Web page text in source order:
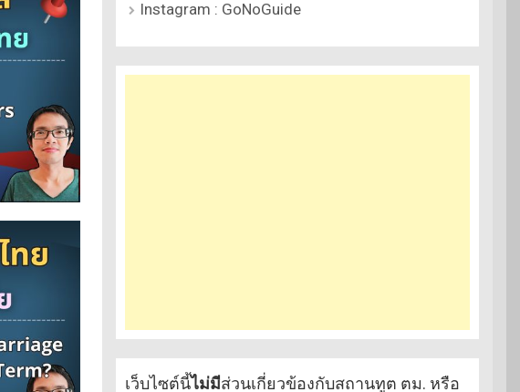
Instagram : GoNoGuide
เว็บไซต์นี้ไม่มีส่วนเกี่ยวข้องกับสถานทูต ตม. หรือ